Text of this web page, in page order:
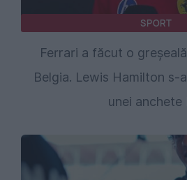
SPORT
Ferrari a făcut o
Belgia. Lewis Hamilton s-
unei anchete